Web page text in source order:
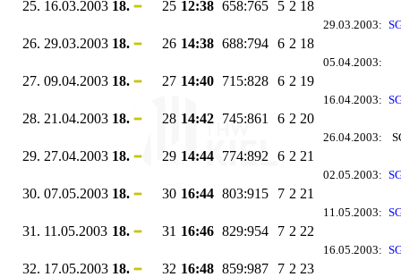
25. 16.03.2003 18. 25 12:38 658:765 5 2 18
29.03.2003:
26. 29.03.2003 18. 26 14:38 688:794 6 2 18
05.04.2003:
27. 09.04.2003 18. 27 14:40 715:828 6 2 19
16.04.2003:
28. 21.04.2003 18. 28 14:42 745:861 6 2 20
26.04.2003:
29. 27.04.2003 18. 29 14:44 774:892 6 2 21
02.05.2003:
30. 07.05.2003 18. 30 16:44 803:915 7 2 21
11.05.2003:
31. 11.05.2003 18. 31 16:46 829:954 7 2 22
16.05.2003:
32. 17.05.2003 18. 32 16:48 859:987 7 2 23